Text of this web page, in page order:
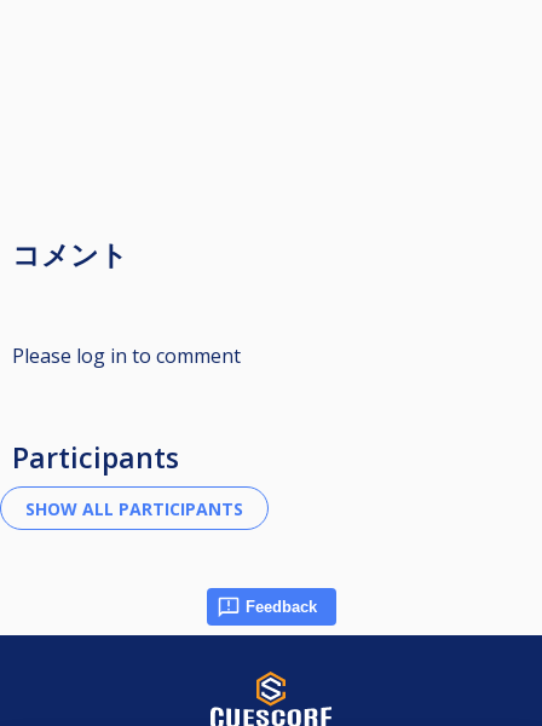
コメント
Please log in to comment
Participants
Feedback